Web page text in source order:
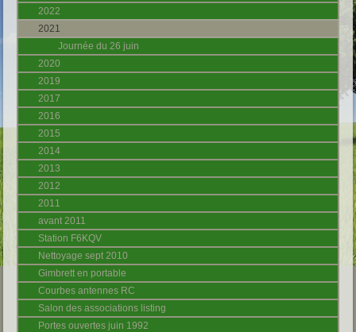
2022
2021
Journée du 26 juin
2020
2019
2017
2016
2015
2014
2013
2012
2011
avant 2011
Station F6KQV
Nettoyage sept 2010
Gimbrett en portable
Courbes antennes RC
Salon des associations listing
Portes ouvertes juin 1992